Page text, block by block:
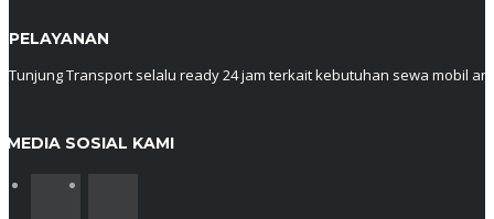
PELAYANAN
Tunjung Transport selalu ready 24 jam terkait kebutuhan sewa mobil
MEDIA SOSIAL KAMI